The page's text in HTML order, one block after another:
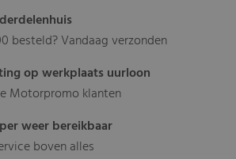
besteld? Vandaag verzonden
op werkplaats uurloon
Motorpromo klanten
weer bereikbaar
boven alles